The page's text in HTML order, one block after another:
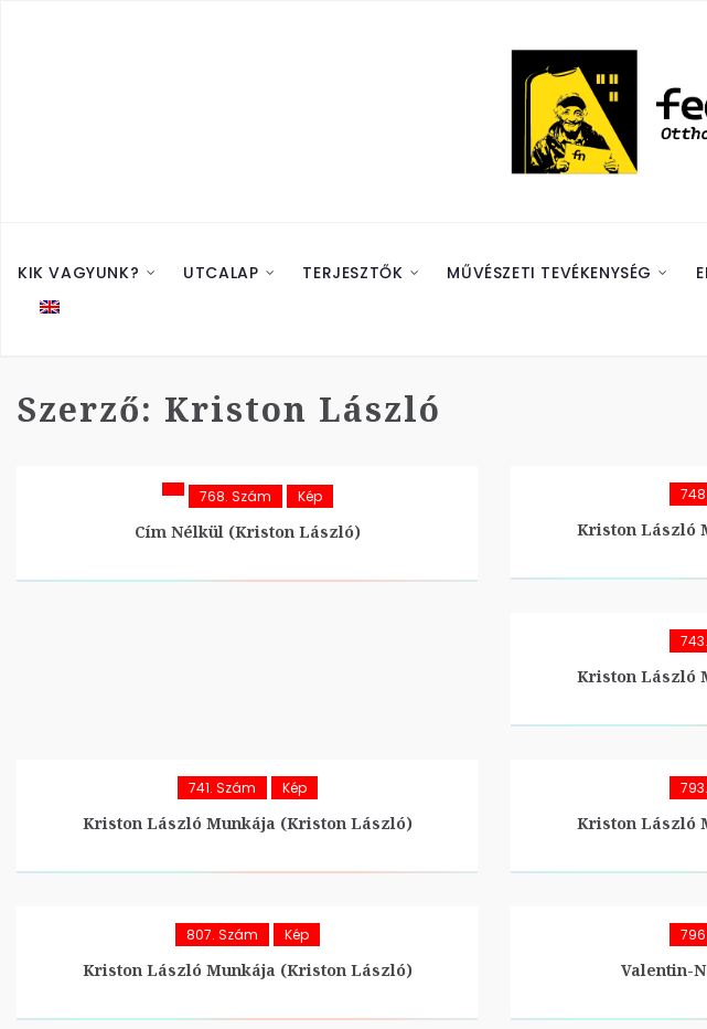
KIK VAGYUNK? UTCALAP TERJESZTŐK MŰVÉSZETI TEVÉKENYSÉG
Szerző: Kriston László
768. Szám Kép
Cím Nélkül (Kriston László) Kriston László
Kriston László
741. Szám Kép
Kriston László Munkája (Kriston László) Kriston László
807. Szám Kép
Kriston László Munkája (Kriston László) Valentin-